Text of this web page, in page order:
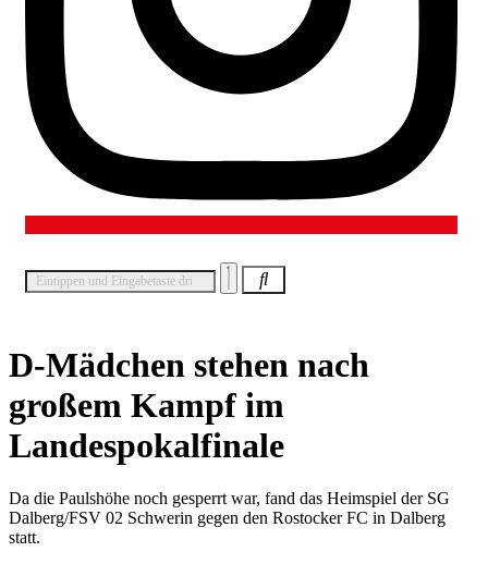
D-Mädchen stehen nach
großem Kampf im
Landespokalfinale
Da die Paulshöhe noch gesperrt war, fand das Heimspiel der SG
Dalberg/FSV 02 Schwerin gegen den Rostocker FC in Dalberg
statt.